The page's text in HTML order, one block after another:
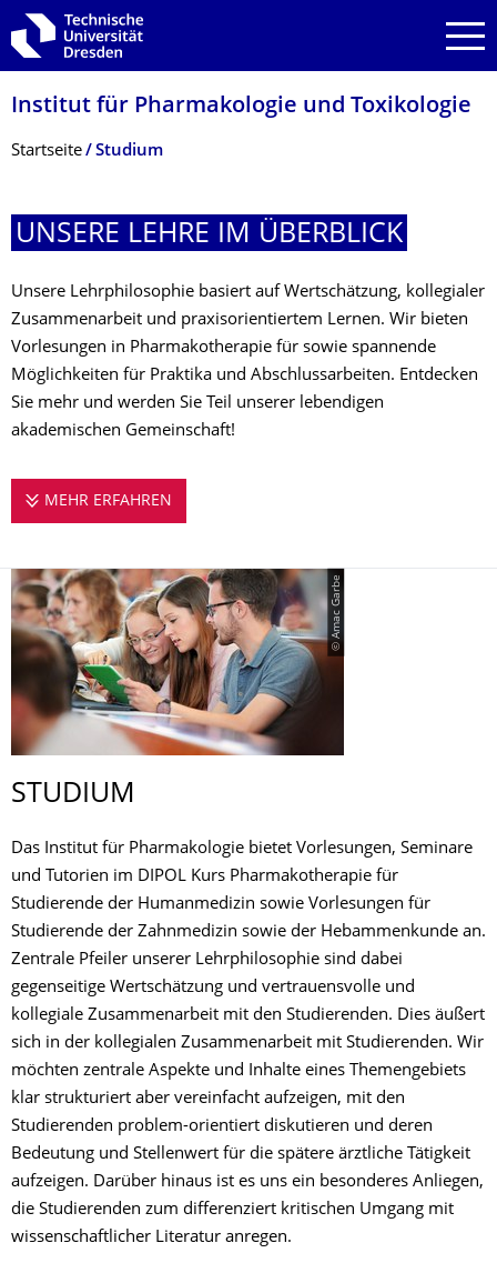
Zur Hauptnavigation springen
Zur Suche springen
Zum Inhalt springen
Institut für Pharmakologie und Toxikologie
Breadcrumb-Menü
Startseite Studium
UNSERE LEHRE IM ÜBERBLICK
Unsere Lehrphilosophie basiert auf Wertschätzung, kollegialer
Zusammenarbeit und praxisorientiertem Lernen. Wir bieten
Vorlesungen in Pharmakotherapie für sowie spannende
Möglichkeiten für Praktika und Abschlussarbeiten. Entdecken
Sie mehr und werden Sie Teil unserer lebendigen
akademischen Gemeinschaft!
MEHR ERFAHREN
© Amac Garbe
STUDIUM
Das Institut für Pharmakologie bietet Vorlesungen, Seminare
und Tutorien im DIPOL Kurs Pharmakotherapie für
Studierende der Humanmedizin sowie Vorlesungen für
Studierende der Zahnmedizin sowie der Hebammenkunde an.
Zentrale Pfeiler unserer Lehrphilosophie sind dabei
gegenseitige Wertschätzung und vertrauensvolle und
kollegiale Zusammenarbeit mit den Studierenden. Dies äußert
sich in der kollegialen Zusammenarbeit mit Studierenden. Wir
möchten zentrale Aspekte und Inhalte eines Themengebiets
klar strukturiert aber vereinfacht aufzeigen, mit den
Studierenden problem-orientiert diskutieren und deren
Bedeutung und Stellenwert für die spätere ärztliche Tätigkeit
aufzeigen. Darüber hinaus ist es uns ein besonderes Anliegen,
die Studierenden zum differenziert kritischen Umgang mit
wissenschaftlicher Literatur anregen.